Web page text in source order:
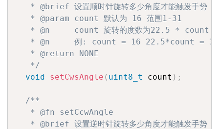
   * @brief 设置顺时针旋转多少角度才能触发手势
   * @param count 默认为 16 范围1-31
   * @n     count 旋转的度数为22.5 * count
* @n     例: count = 16 22.5*count = 360
   * @return NONE
   */
void
setCwsAngle ( uint8_t count ) ;
/**
   * @fn setCcwAngle
   * @brief 设置逆时针旋转多少角度才能触发手势